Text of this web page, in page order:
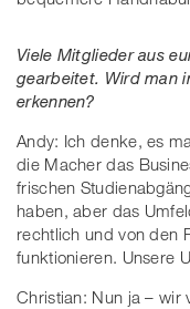
Viele Mitglieder aus
gearbeitet. Wird man
erkennen?
Andy: Ich denke, es
die Macher das
frischen
haben, aber das
rechtlich und von den
funktionieren. Unsere
Christian: Nun ja – wir